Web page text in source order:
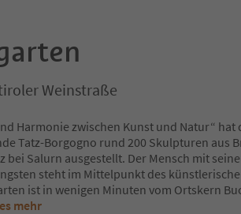
Weinstraße
Harmonie zwischen Kunst und Natur“ hat
Tatz-Borgogno rund 200 Skulpturen aus
bei Salurn ausgestellt. Der Mensch mit
steht im Mittelpunkt des
ist in wenigen Minuten vom Ortskern
mehr